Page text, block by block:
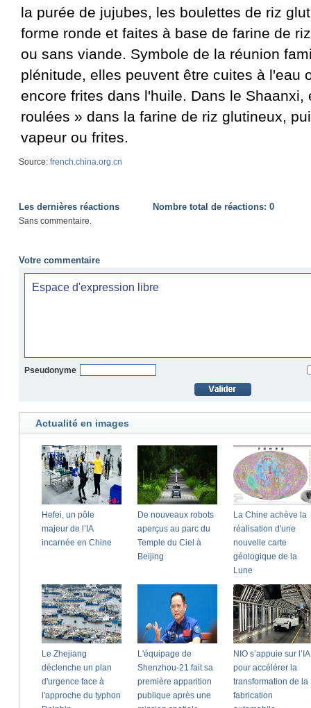
la purée de jujubes, les boulettes de riz
forme ronde et faites à base de farine de
ou sans viande. Symbole de la réunion
plénitude, elles peuvent être cuites à l'eau
encore frites dans l'huile. Dans le Shaanxi,
roulées » dans la farine de riz glutineux,
vapeur ou frites.
Source: french.china.org.cn
Les dernières réactions Nombre total de réactions: 0
Sans commentaire.
Votre commentaire
Pseudonyme